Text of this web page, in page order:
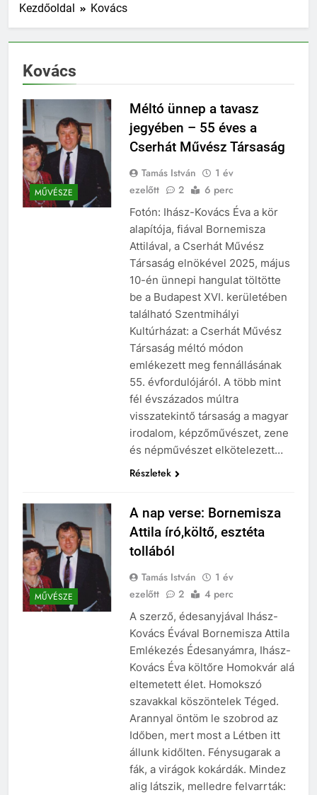
Kezdőoldal Kovács
Kovács
MŰVÉSZE
Méltó ünnep a tavasz
jegyében – 55 éves a
Cserhát Művész Társaság
Tamás István
1 év
ezelőtt
2 6 perc
Fotón: Ihász-Kovács Éva a kör
alapítója, fiával Bornemisza
Attilával, a Cserhát Művész
Társaság elnökével 2025, május
10-én ünnepi hangulat töltötte
be a Budapest XVI. kerületében
található Szentmihályi
Kultúrházat: a Cserhát Művész
Társaság méltó módon
emlékezett meg fennállásának
55. évfordulójáról. A több mint
fél évszázados múltra
visszatekintő társaság a magyar
irodalom, képzőművészet, zene
és népművészet elkötelezett…
Részletek
MŰVÉSZE
A nap verse: Bornemisza
Attila író,költő, esztéta
tollából
Tamás István
1 év
ezelőtt
2 4 perc
A szerző, édesanyjával Ihász-
Kovács Évával Bornemisza Attila
Emlékezés Édesanyámra, Ihász-
Kovács Éva költőre Homokvár alá
eltemetett élet. Homokszó
szavakkal köszöntelek Téged.
Arannyal öntöm le szobrod az
Időben, mert most a Létben itt
állunk kidőlten. Fénysugarak a
fák, a virágok kokárdák. Mindez
alig látszik, melledre felvarrták: